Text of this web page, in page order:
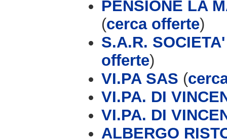
PENSIONE LA
(cerca offerte)
S.A.R.
offerte)
VI.PA SAS (
VI.PA. DI
VI.PA. DI
ALBERGO